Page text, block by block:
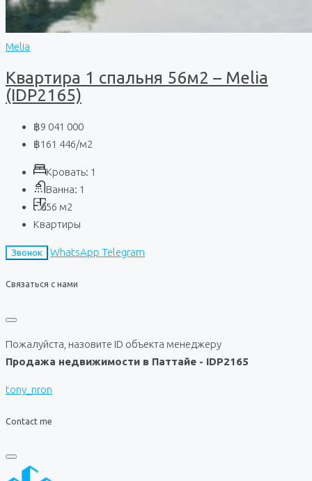
Melia
Квартира 1 спальня 56м2 – Melia
(IDP2165)
฿9 041 000
฿161 446/м2
Кровать: 1
Ванна: 1
56 м2
Квартиры
Звонок WhatsApp Telegram
Связаться с нами
Пожалуйста, назовите ID объекта менеджеру
Продажа недвижимости в Паттайе - IDP2165
tony_nron
Contact me